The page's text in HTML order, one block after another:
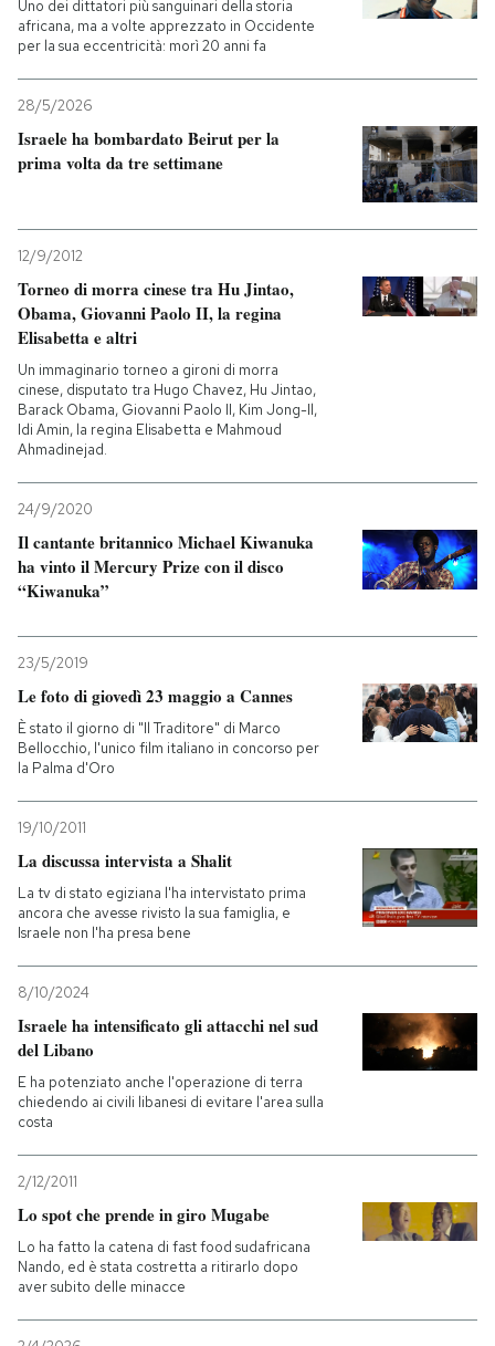
Uno dei dittatori più sanguinari della storia
africana, ma a volte apprezzato in Occidente
per la sua eccentricità: morì 20 anni fa
28/5/2026
Israele ha bombardato Beirut per la
prima volta da tre settimane
12/9/2012
Torneo di morra cinese tra Hu Jintao,
Obama, Giovanni Paolo II, la regina
Elisabetta e altri
Un immaginario torneo a gironi di morra
cinese, disputato tra Hugo Chavez, Hu Jintao,
Barack Obama, Giovanni Paolo II, Kim Jong-Il,
Idi Amin, la regina Elisabetta e Mahmoud
Ahmadinejad.
24/9/2020
Il cantante britannico Michael Kiwanuka
ha vinto il Mercury Prize con il disco
“Kiwanuka”
23/5/2019
Le foto di giovedì 23 maggio a Cannes
È stato il giorno di "Il Traditore" di Marco
Bellocchio, l'unico film italiano in concorso per
la Palma d'Oro
19/10/2011
La discussa intervista a Shalit
La tv di stato egiziana l'ha intervistato prima
ancora che avesse rivisto la sua famiglia, e
Israele non l'ha presa bene
8/10/2024
Israele ha intensificato gli attacchi nel sud
del Libano
E ha potenziato anche l'operazione di terra
chiedendo ai civili libanesi di evitare l'area sulla
costa
2/12/2011
Lo spot che prende in giro Mugabe
Lo ha fatto la catena di fast food sudafricana
Nando, ed è stata costretta a ritirarlo dopo
aver subito delle minacce